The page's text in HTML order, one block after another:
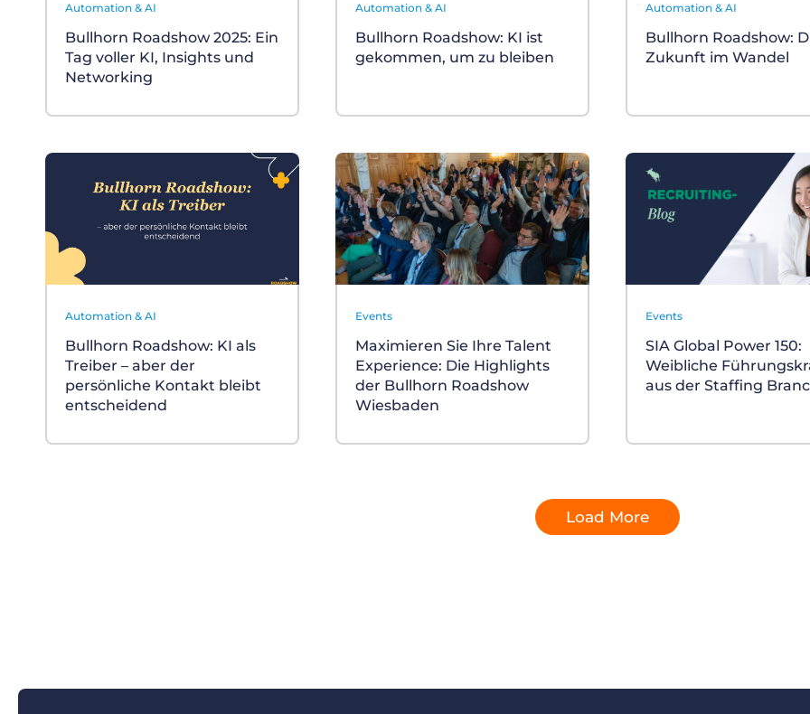
Automation & AI
Bullhorn Roadshow 2025: Ein
Tag voller KI, Insights und
Networking
Automation & AI
Bullhorn Roadshow: KI ist
gekommen, um zu bleiben
Automation & AI
Bullhorn Roadshow:
Zukunft im Wandel
Automation & AI
Bullhorn Roadshow: KI als
Treiber – aber der
persönliche Kontakt bleibt
entscheidend
Events
Maximieren Sie Ihre Talent
Experience: Die Highlights
der Bullhorn Roadshow
Wiesbaden
Events
SIA Global Power 150:
Weibliche
aus der Staffing
Load More